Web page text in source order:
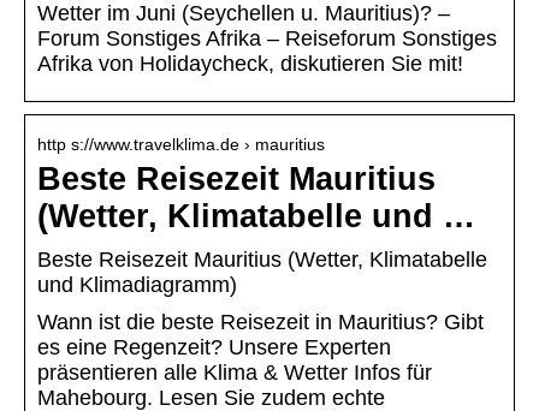
Wetter im Juni (Seychellen u. Mauritius)? –
Forum Sonstiges Afrika – Reiseforum Sonstiges
Afrika von Holidaycheck, diskutieren Sie mit!
http s://www.travelklima.de › mauritius
Beste Reisezeit Mauritius
(Wetter, Klimatabelle und …
Beste Reisezeit Mauritius (Wetter, Klimatabelle
und Klimadiagramm)
Wann ist die beste Reisezeit in Mauritius? Gibt
es eine Regenzeit? Unsere Experten
präsentieren alle Klima & Wetter Infos für
Mahebourg. Lesen Sie zudem echte